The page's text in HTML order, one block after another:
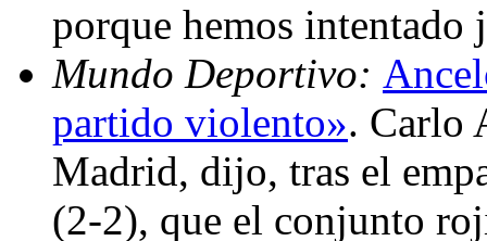
porque hemos
Mundo Deportivo:
partido violento». Carlo
Madrid, dijo, tras el
(2-2), que el conjunto